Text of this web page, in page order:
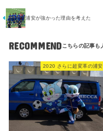
浦安が強かった理由を考えた
RECOMMEND
2020 さらに超変革の浦安